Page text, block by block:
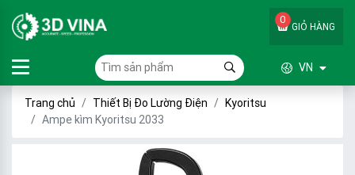
GIỎ HÀNG
0
VN
Trang chủ Thiết Bị Đo Lường Điện
Kyoritsu
Ampe kìm Kyoritsu 2033